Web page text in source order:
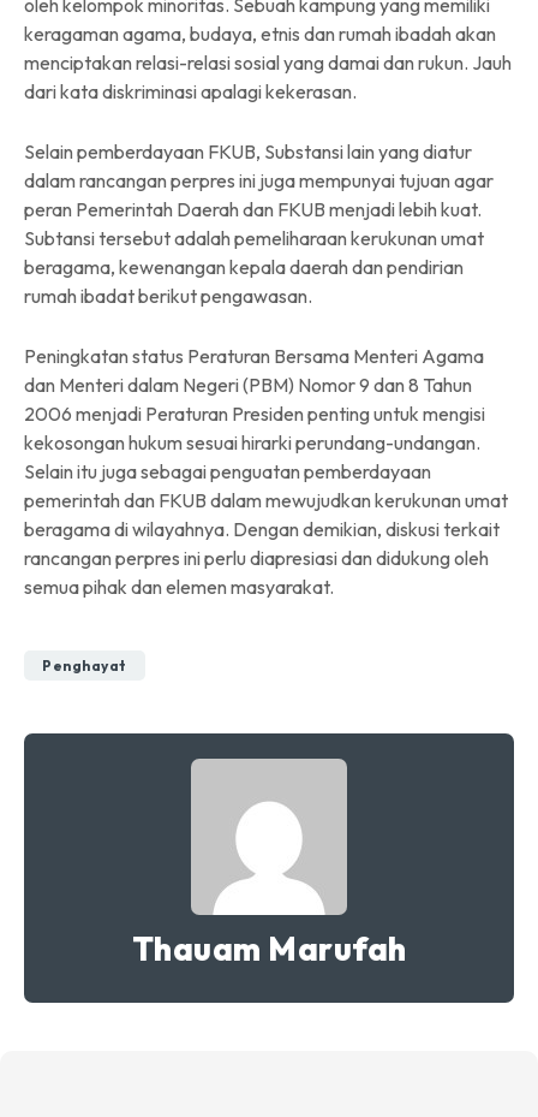
oleh kelompok minoritas. Sebuah kampung yang memiliki
keragaman agama, budaya, etnis dan rumah ibadah akan
menciptakan relasi-relasi sosial yang damai dan rukun. Jauh
dari kata diskriminasi apalagi kekerasan.
Selain pemberdayaan FKUB, Substansi lain yang diatur
dalam rancangan perpres ini juga mempunyai tujuan agar
peran Pemerintah Daerah dan FKUB menjadi lebih kuat.
Subtansi tersebut adalah pemeliharaan kerukunan umat
beragama, kewenangan kepala daerah dan pendirian
rumah ibadat berikut pengawasan.
Peningkatan status Peraturan Bersama Menteri Agama
dan Menteri dalam Negeri (PBM) Nomor 9 dan 8 Tahun
2006 menjadi Peraturan Presiden penting untuk mengisi
kekosongan hukum sesuai hirarki perundang-undangan.
Selain itu juga sebagai penguatan pemberdayaan
pemerintah dan FKUB dalam mewujudkan kerukunan umat
beragama di wilayahnya. Dengan demikian, diskusi terkait
rancangan perpres ini perlu diapresiasi dan didukung oleh
semua pihak dan elemen masyarakat.
Penghayat
Thauam Marufah